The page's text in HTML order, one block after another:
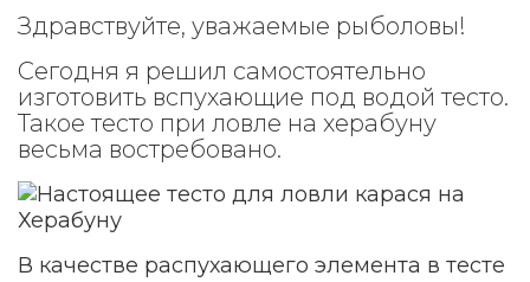
Здравствуйте, уважаемые рыболовы!
Сегодня я решил самостоятельно
изготовить вспухающие под водой тесто.
Такое тесто при ловле на херабуну
весьма востребовано.
В качестве распухающего элемента в тесте